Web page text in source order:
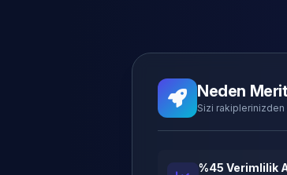
Neden
Sizi rakiplerinizden
%45 Verimlilik